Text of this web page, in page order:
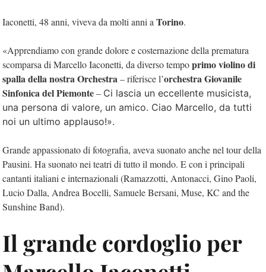
Iaconetti, 48 anni, viveva da molti anni a Torino.
«Apprendiamo con grande dolore e costernazione della prematura
scomparsa di Marcello Iaconetti, da diverso tempoprimo violino di
spalla della nostra Orchestra– riferisce l’orchestra Giovanile
Sinfonica del Piemonte– Ci lascia un eccellente musicista,
una persona di valore, un amico. Ciao Marcello, da tutti
noi un ultimo applauso!».
Grande appassionato di fotografia, aveva suonato anche nel tour della
Pausini. Ha suonato nei teatri di tutto il mondo. E con i principali
cantanti italiani e internazionali (Ramazzotti, Antonacci, Gino Paoli,
Lucio Dalla, Andrea Bocelli, Samuele Bersani, Muse, KC and the
Sunshine Band).
Il grande cordoglio per